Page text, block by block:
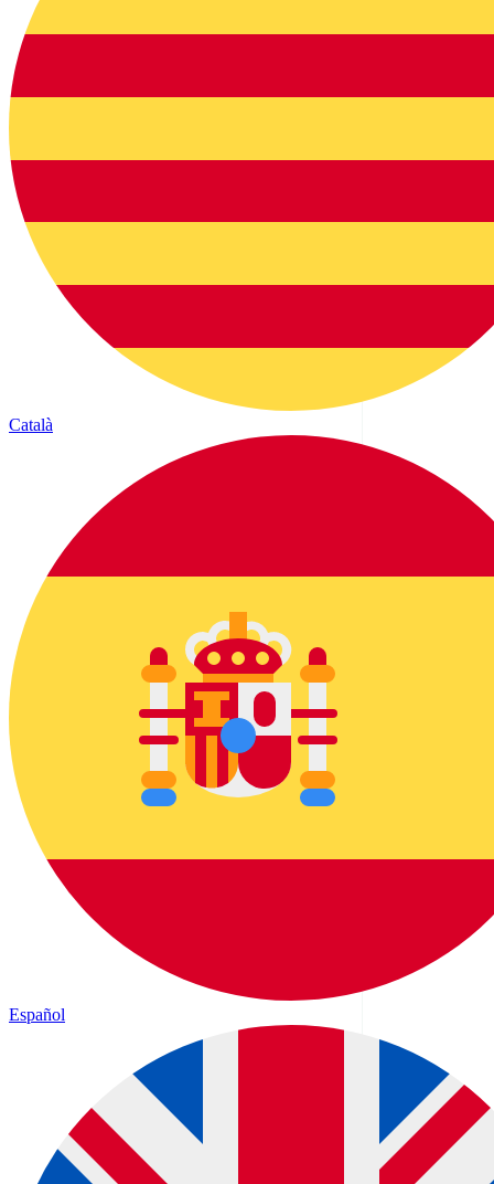
Català
Español